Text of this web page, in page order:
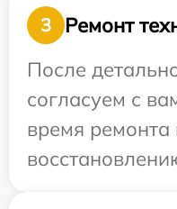
3
Ремонт
После
согласуем с
время ремонта